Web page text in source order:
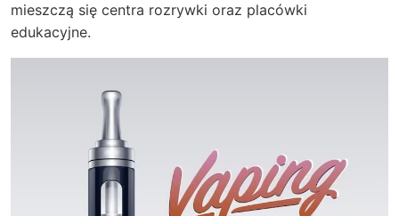
mieszczą się centra rozrywki oraz placówki
edukacyjne.